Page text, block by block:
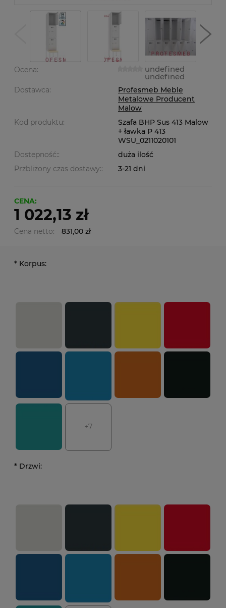
Ocena: undefined
undefined
Dostawca:
Profesmeb Meble
Metalowe Producent
Malow
Kod produktu:
Szafa BHP Sus 413 Malow
+ ławka P 413
WSU_0211020101
Dostepność::
duża ilość
Przbliżony czas dostawy::
3-21 dni
CENA:
1 022,13 zł
Cena netto: 831,00 zł
* Korpus:
+7
* Drzwi: